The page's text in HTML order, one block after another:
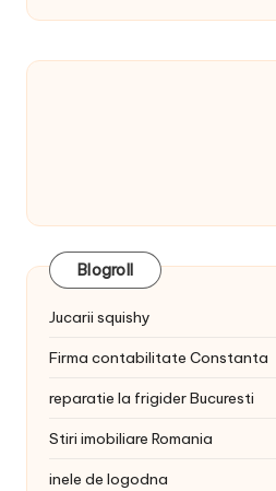
Blogroll
Jucarii squishy
Firma contabilitate Constanta
reparatie la frigider Bucuresti
Stiri imobiliare Romania
inele de logodna